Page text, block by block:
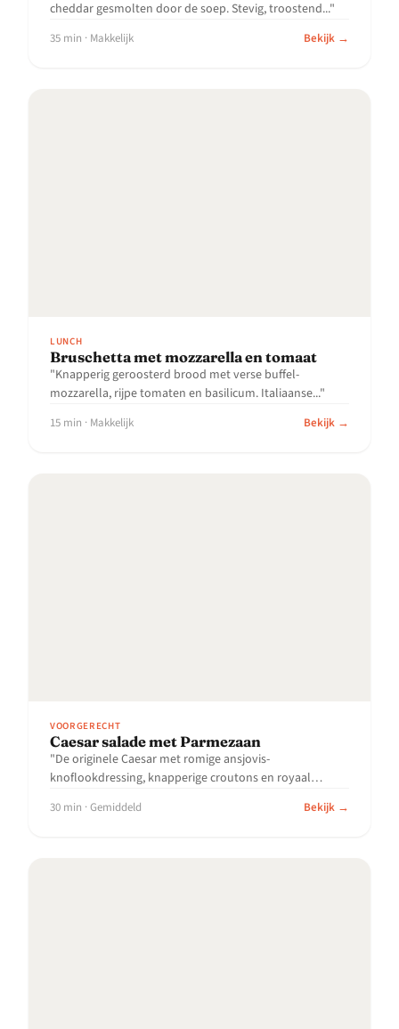
cheddar gesmolten door de soep. Stevig, troostend..."
35 min · Makkelijk Bekijk →
LUNCH
Bruschetta met mozzarella en tomaat
"Knapperig geroosterd brood met verse buffel-
mozzarella, rijpe tomaten en basilicum. Italiaanse..."
15 min · Makkelijk Bekijk →
VOORGERECHT
Caesar salade met Parmezaan
"De originele Caesar met romige ansjovis-
knoflookdressing, knapperige croutons en royaal
30 min · Gemiddeld Bekijk →